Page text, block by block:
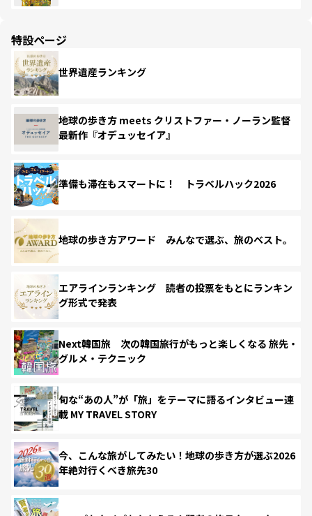
特設ページ
世界遺産ランキング
地球の歩き方 meets クリストファー・ノーラン監督
最新作『オデュッセイア』
準備も滞在もスマートに！ トラベルハック2026
地球の歩き方アワード みんなで選ぶ、旅のベスト。
エアラインランキング 読者の投票をもとにランキン
グ形式で発表
Next韓国旅 次の韓国旅行がもっと楽しくなる 旅先・
グルメ・テクニック
旬な“あの人”が「旅」をテーマに語るインタビュー連
載 MY TRAVEL STORY
今、こんな旅がしてみたい！地球の歩き方が選ぶ2026
年絶対行くべき旅先30